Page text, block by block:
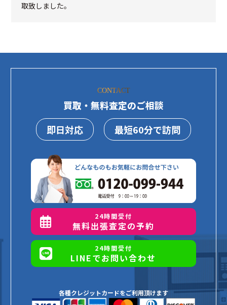
取致しました。
CONTACT
買取・無料査定のご相談
即日対応
最短60分で訪問
24時間受付
無料出張査定の予約
24時間受付
LINEでお問い合わせ
各種クレジットカードをご利用頂けます